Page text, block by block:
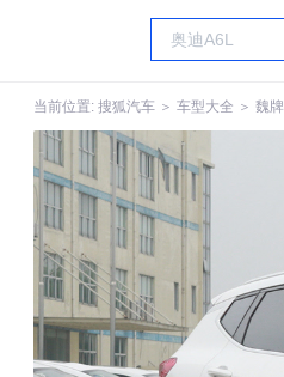
当前位置: 搜狐汽车 ＞ 车型大全 ＞ 魏牌